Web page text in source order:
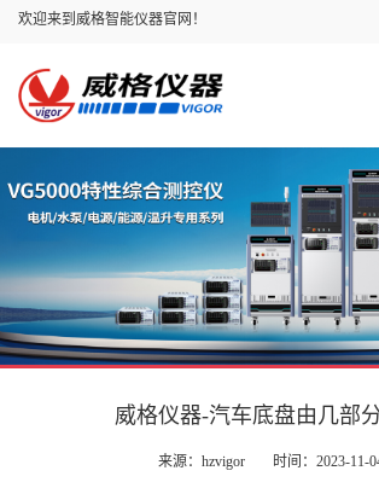
欢迎来到威格智能仪器官网！
威格仪器-汽车底盘由几部
来源：hzvigor 时间：2023-11-